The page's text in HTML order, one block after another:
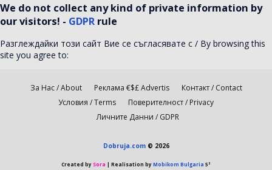
We do not collect any kind of private information by
our visitors! - GDPR rule
Разглеждайки този сайт Вие се съгласявате с / By browsing this
site you agree to:
За Нас / About Реклама €$£ Advertis
Контакт / Contact
Условия / Terms
Поверителност / Privacy
Личните Данни / GDPR
Dobruja.com© 2026
Created by Sora | Realisation byMobikom Bulgaria 5³